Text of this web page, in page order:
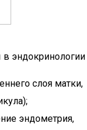
эндокринологии
слоя матки,
эндометрия,